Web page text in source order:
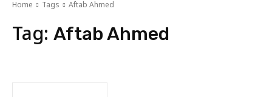
Home Tags Aftab Ahmed
Tag: Aftab Ahmed